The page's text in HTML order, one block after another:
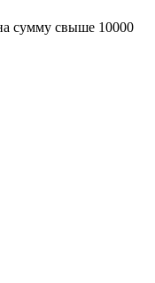
сумму свыше 10000